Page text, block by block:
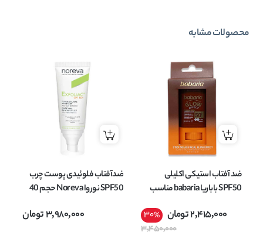
محصولات مشابه
ضد آفتاب استیکی اکلیلی
SPF50 باباریا babaria مناسب
2,415,000تومان 30%
3,450,000
ضدآفتاب فلوئیدی پوست چرب
SPF50 نوروا Noreva حجم 40
3,980,000تومان